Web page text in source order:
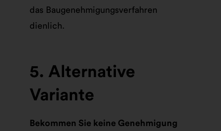
das Baugenehmigungsverfahren
dienlich.
5. Alternative
Variante
Bekommen Sie keine Genehmigung